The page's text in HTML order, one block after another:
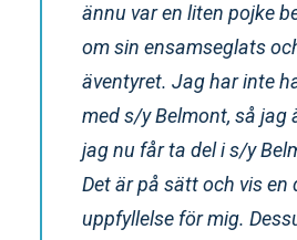
ännu var en liten pojke
om sin ensamseglats
äventyret. Jag har inte
med s/y Belmont, så jag
jag nu får ta del i s/y
Det är på sätt och vis en
uppfyllelse för mig.